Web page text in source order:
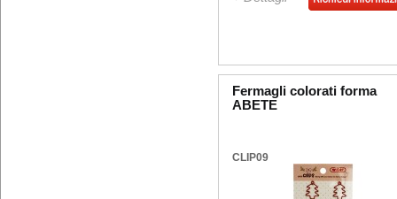
Fermagli colorati forma
ABETE
CLIP09